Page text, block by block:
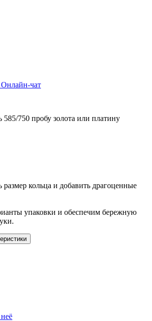
Онлайн-чат
750 пробу золота или платину
кольца и добавить драгоценные
упаковки и обеспечим бережную
характеристики